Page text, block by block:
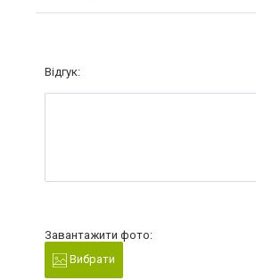
Відгук:
Завантажити фото:
Вибрати